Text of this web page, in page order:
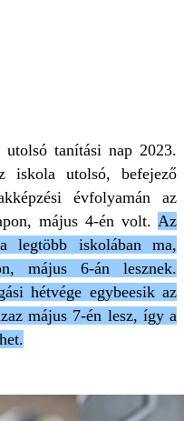
tanítási nap 2023.
iskola utolsó, befejező
évfolyamán az
május 4-én volt. Az
legtöbb iskolában ma,
május 6-án lesznek.
hétvége egybeesik az
május 7-én lesz, így a